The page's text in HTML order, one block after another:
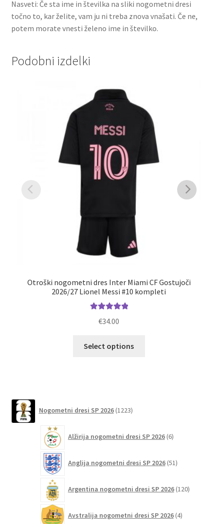
Nasveti: Če sta ime in številka na sliki nogometni dresi
točno to, kar želite, vam ju ni treba znova vnašati. Če ne,
potem morate vnesti želeno ime in številko.
Podobni izdelki
Otroški nogometni dres Inter Miami CF Gostujoči
2026/27 Lionel Messi #10 kompleti
€34.00
Select options
na
izdelka
Nogometni dresi SP 2026 1223izdelkov
Alžirija nogometni dresi SP 2026 6izdelkov
Anglija nogometni dresi SP 2026 51izdelkov
Argentina nogometni dresi SP 2026 120izdelkov
Avstralija nogometni dresi SP 2026 4izdelki